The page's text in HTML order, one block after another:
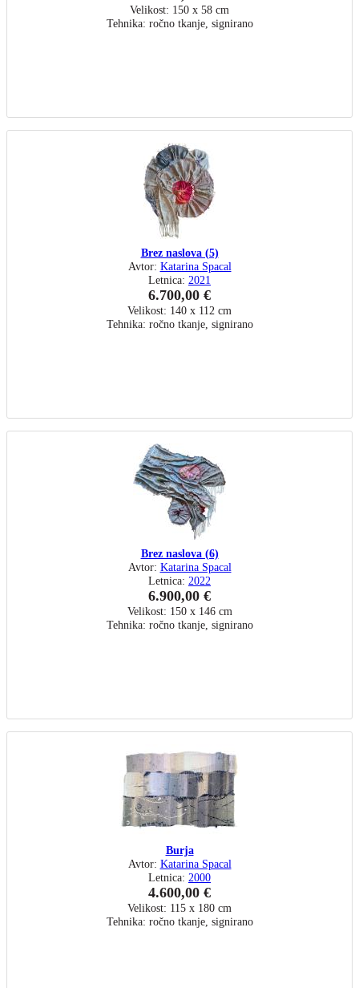
Velikost: 150 x 58 cm
Tehnika: ročno tkanje, signirano
Brez naslova (5)
Avtor: Katarina Spacal
Letnica: 2021
6.700,00 €
Velikost: 140 x 112 cm
Tehnika: ročno tkanje, signirano
Brez naslova (6)
Avtor: Katarina Spacal
Letnica: 2022
6.900,00 €
Velikost: 150 x 146 cm
Tehnika: ročno tkanje, signirano
Burja
Avtor: Katarina Spacal
Letnica: 2000
4.600,00 €
Velikost: 115 x 180 cm
Tehnika: ročno tkanje, signirano